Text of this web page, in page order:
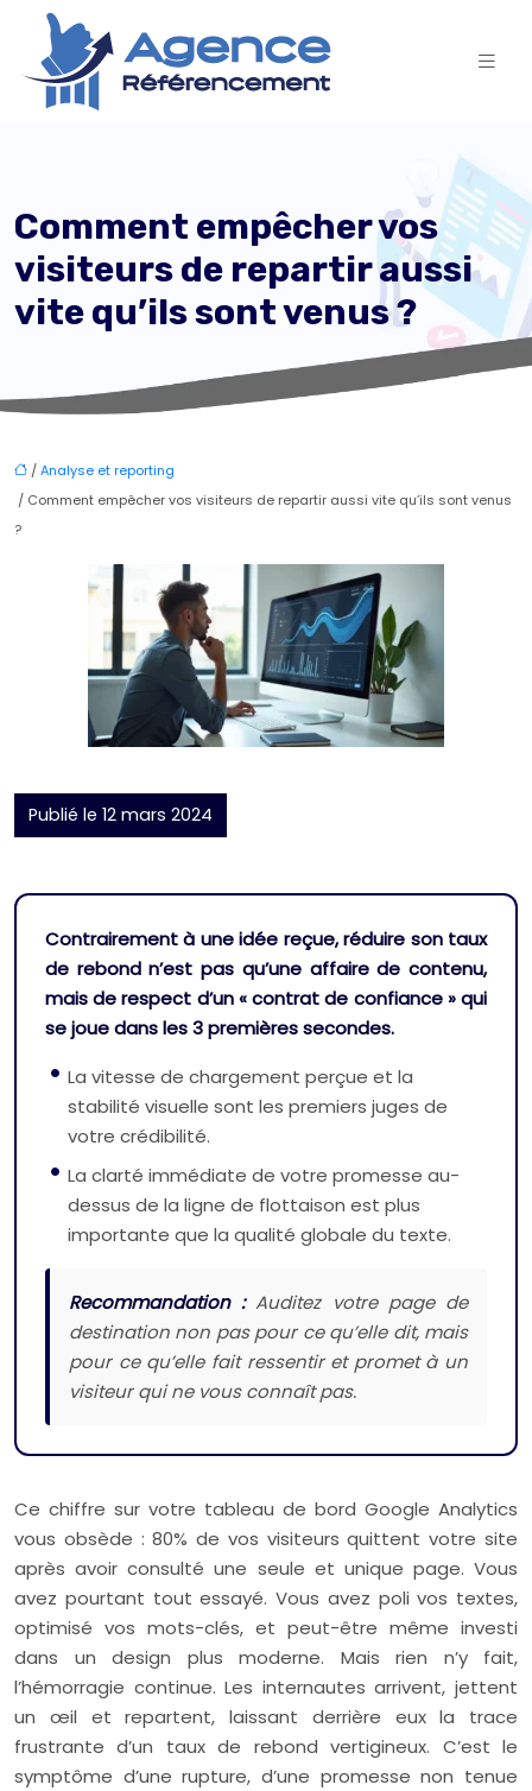
Comment empêcher vos
visiteurs de repartir aussi
vite qu’ils sont venus ?
/Analyse et reporting
/ Comment empêcher vos visiteurs de repartir aussi vite qu’ils sont venus
?
Publié le 12 mars 2024
Contrairement à une idée reçue, réduire son taux
de rebond n’est pas qu’une affaire de contenu,
mais de respect d’un « contrat de confiance » qui
se joue dans les 3 premières secondes.
La vitesse de chargement perçue et la
stabilité visuelle sont les premiers juges de
votre crédibilité.
La clarté immédiate de votre promesse au-
dessus de la ligne de flottaison est plus
importante que la qualité globale du texte.
Recommandation :Auditez votre page de
destination non pas pour ce qu’elle dit, mais
pour ce qu’elle fait ressentir et promet à un
visiteur qui ne vous connaît pas.
Ce chiffre sur votre tableau de bord Google Analytics
vous obsède : 80% de vos visiteurs quittent votre site
après avoir consulté une seule et unique page. Vous
avez pourtant tout essayé. Vous avez poli vos textes,
optimisé vos mots-clés, et peut-être même investi
dans un design plus moderne. Mais rien n’y fait,
l’hémorragie continue. Les internautes arrivent, jettent
un œil et repartent, laissant derrière eux la trace
frustrante d’un taux de rebond vertigineux. C’est le
symptôme d’une rupture, d’une promesse non tenue